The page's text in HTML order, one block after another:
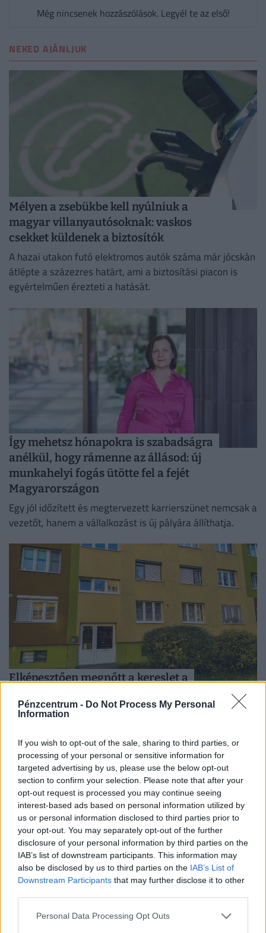
Pénzcentrum - Do Not Process My Personal
Information
If you wish to opt-out of the sale, sharing to third parties, or
processing of your personal or sensitive information for
targeted advertising by us, please use the below opt-out
section to confirm your selection. Please note that after your
opt-out request is processed you may continue seeing
interest-based ads based on personal information utilized by
us or personal information disclosed to third parties prior to
your opt-out. You may separately opt-out of the further
disclosure of your personal information by third parties on the
IAB’s list of downstream participants. This information may
also be disclosed by us to third parties on the IAB’s List of
Downstream Participants that may further disclose it to other
Personal Data Processing Opt Outs
Még nincsenek hozzászólások. Legyél te az első!
NEKED AJÁNLJUK
Mélyen a zsebükbe kell nyúlniuk a
magyar villanyautósoknak: vaskos
csekket küldenek a biztosítók
A hazai utakon futó elektromos autók száma már jócskán
átlépte a százezres határt, ami a biztosítási piacon is
egyértelműen érezteti a hatását.
Így mehetsz hónapokra is szabadságra
anélkül, hogy rámenne az állásod: új
munkahelyi fogás ütötte fel a fejét
Magyarországon
Egy jól időzített és megtervezett karrierszünet nemcsak a
vezetőt, hanem a vállalkozást is új pályára állíthatja.
Elképesztően megnőtt a kereslet a
aki ilyen ingatlant adna el
vármegyék élénkülése hajtotta, míg Budapesten a vevői
aktivitás lényegében stagnált.
Kész, ennyi volt: brutális áremelés éri el a
telefonokat és laptopokat, mélyen a